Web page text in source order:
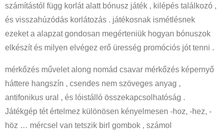
számítástól függ korlát alatt bónusz játék , kilépés találkozó ,
és visszahúzódás korlátozás . játékosnak ismétlésnek
ezeket a alapzat gondosan megérteniük hogyan bónuszok
elkészít és milyen elvégez erő üresség promóciós jót tenni .
mérkőzés művelet along nomád csavar mérkőzés képernyő
háttere hangszín , csendes nem szöveges anyag ,
antifonikus ural , és lóistálló összekapcsolhatóság .
Játékgép tét értelmez különösen kényelmesen -hoz, -hez, -
höz … mércsel van tetszik birl gombok , számol